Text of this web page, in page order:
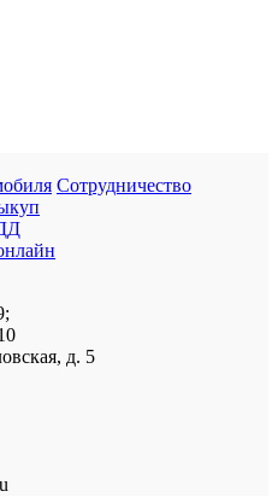
Сотрудничество
д. 5